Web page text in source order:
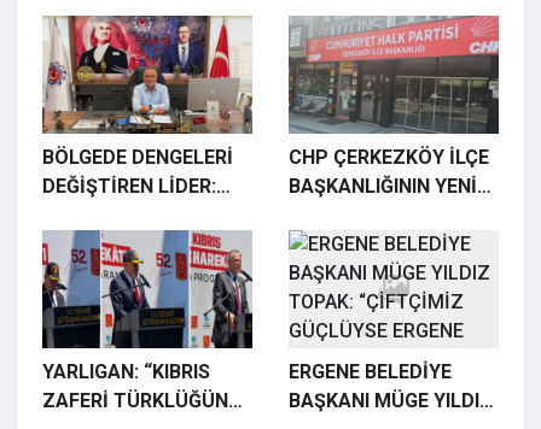
KAÇMAZ İSTİFA ETTİ
BÖLGEDE DENGELERİ
DEĞİŞTİREN LİDER:
KOÇAK
CHP ÇERKEZKÖY İLÇE
BAŞKANLIĞININ YENİ
ASILDI
YARLIGAN: “KIBRIS
ZAFERİ TÜRKLÜĞÜN
ERGENE BELEDİYE
BAŞKANI MÜGE YILDIZ